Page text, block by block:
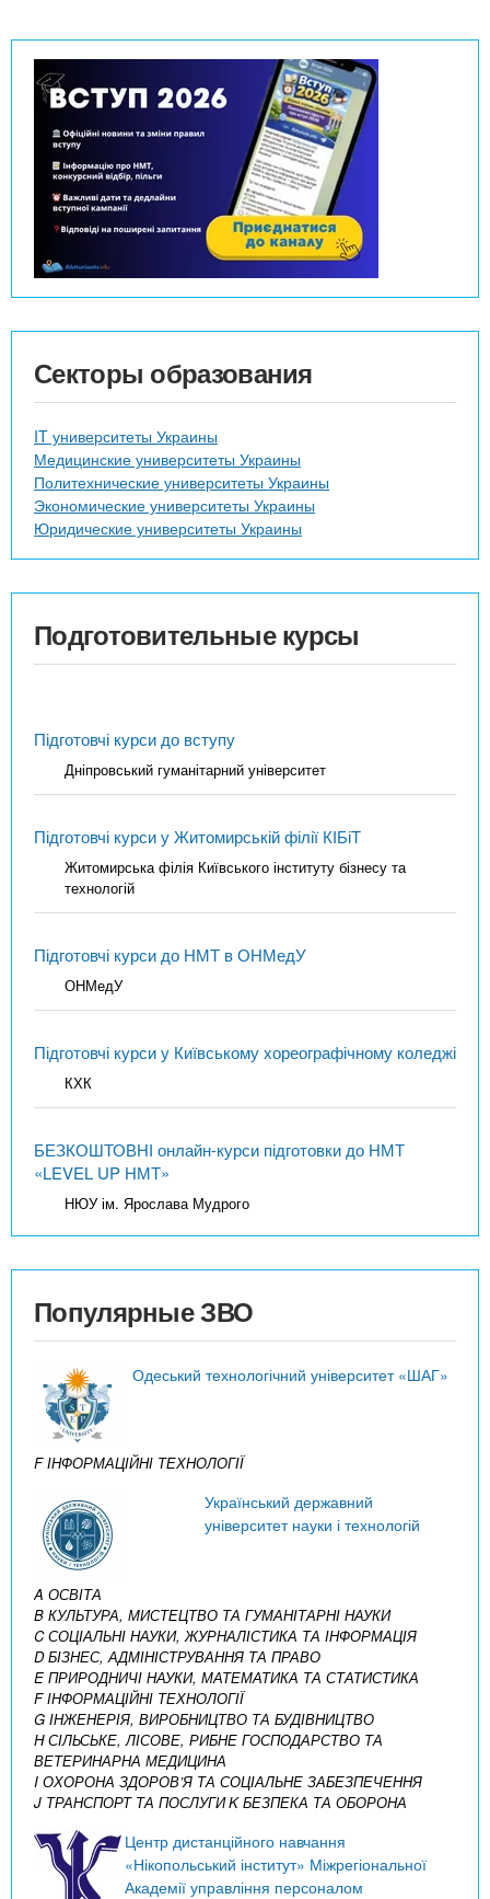
Секторы образования
IT университеты Украины
Медицинские университеты Украины
Политехнические университеты Украины
Экономические университеты Украины
Юридические университеты Украины
Подготовительные курсы
Підготовчі курси до вступу
Дніпровський гуманітарний університет
Підготовчі курси у Житомирській філії КІБіТ
Житомирська філія Київського інституту бізнесу та
технологій
Підготовчі курси до НМТ в ОНМедУ
ОНМедУ
Підготовчі курси у Київському хореографічному коледжі
КХК
БЕЗКОШТОВНІ онлайн-курси підготовки до НМТ
«LEVEL UP НМТ»
НЮУ ім. Ярослава Мудрого
Популярные ЗВО
Одеський технологічний університет «ШАГ»
F ІНФОРМАЦІЙНІ ТЕХНОЛОГІЇ
Український державний
університет науки і технологій
A ОСВІТА
B КУЛЬТУРА, МИСТЕЦТВО ТА ГУМАНІТАРНІ НАУКИ
C СОЦІАЛЬНІ НАУКИ, ЖУРНАЛІСТИКА ТА ІНФОРМАЦІЯ
D БІЗНЕС, АДМІНІСТРУВАННЯ ТА ПРАВО
E ПРИРОДНИЧІ НАУКИ, МАТЕМАТИКА ТА СТАТИСТИКА
F ІНФОРМАЦІЙНІ ТЕХНОЛОГІЇ
G ІНЖЕНЕРІЯ, ВИРОБНИЦТВО ТА БУДІВНИЦТВО
H СІЛЬСЬКЕ, ЛІСОВЕ, РИБНЕ ГОСПОДАРСТВО ТА
ВЕТЕРИНАРНА МЕДИЦИНА
I ОХОРОНА ЗДОРОВ’Я ТА СОЦІАЛЬНЕ ЗАБЕЗПЕЧЕННЯ
J ТРАНСПОРТ ТА ПОСЛУГИK БЕЗПЕКА ТА ОБОРОНА
Центр дистанційного навчання
«Нікопольський інститут» Міжрегіональної
Академії управління персоналом